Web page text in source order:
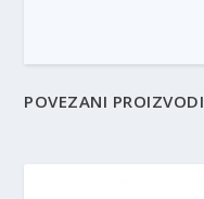
POVEZANI PROIZVODI